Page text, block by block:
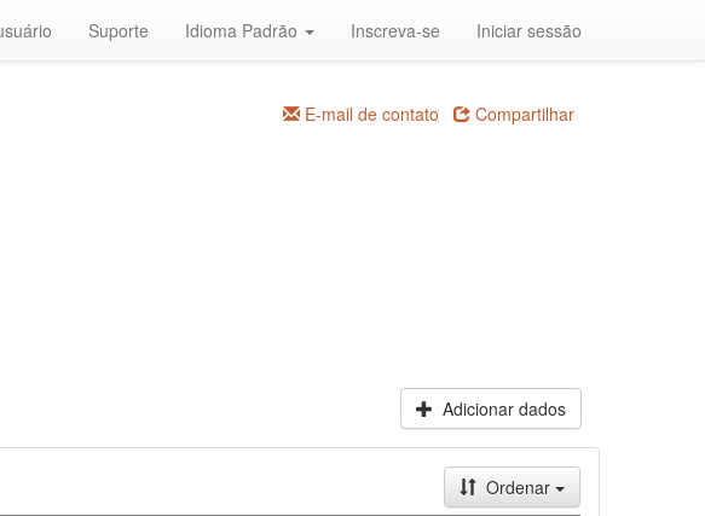
Suporte Idioma Padrão Inscreva-se Iniciar sessão
E-mail de contato Compartilhar
Adicionar dados
Ordenar